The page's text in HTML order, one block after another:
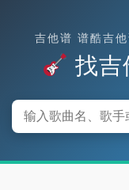
吉他谱 谱酷吉
找吉